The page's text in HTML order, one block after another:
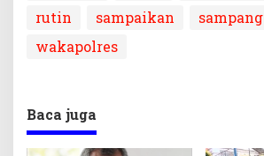
rutin
sampaikan
sampang
wakapolres
Baca juga